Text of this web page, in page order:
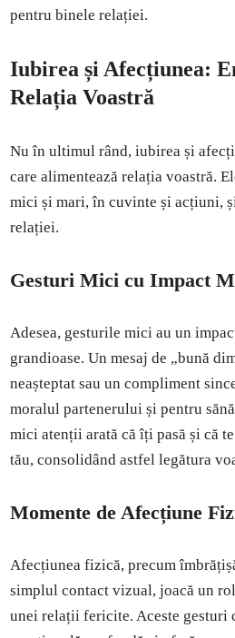
pentru binele relației.
Iubirea și Afecțiunea:
Relația Voastră
Nu în ultimul rând, iubirea și
care alimentează relația voastră.
mici și mari, în cuvinte și acțiuni,
relației.
Gesturi Mici cu Impact
Adesea, gesturile mici au un
grandioase. Un mesaj de „bună
neașteptat sau un compliment
moralul partenerului și pentru
mici atenții arată că îți pasă și că
tău, consolidând astfel legătura
Momente de Afecțiune
Afecțiunea fizică, precum
simplul contact vizual, joacă un
unei relații fericite. Aceste gesturi